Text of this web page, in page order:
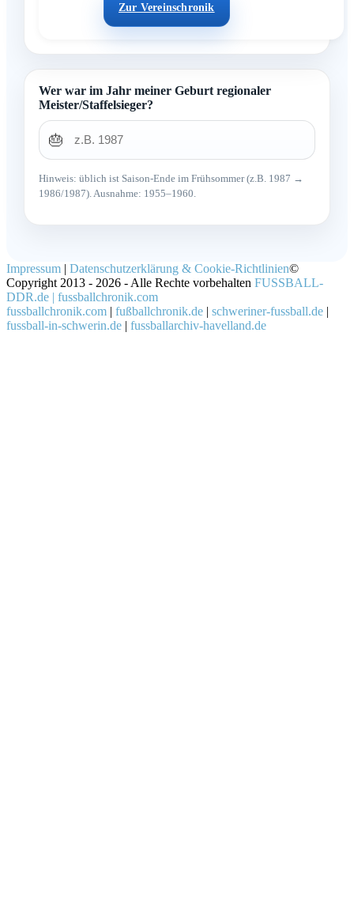
Zur Vereinschronik
Wer war im Jahr meiner Geburt regionaler
Meister/Staffelsieger?
🎂
Hinweis: üblich ist Saison-Ende im Frühsommer (z.B. 1987 →
1986/1987). Ausnahme: 1955–1960.
Impressum | Datenschutzerklärung & Cookie-Richtlinien©
Copyright 2013 - 2026 - Alle Rechte vorbehalten FUSSBALL-
DDR.de | fussballchronik.com
fussballchronik.com | fußballchronik.de | schweriner-fussball.de |
fussball-in-schwerin.de | fussballarchiv-havelland.de